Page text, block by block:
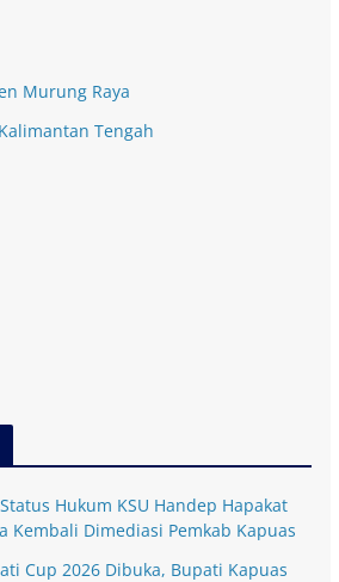
Murung Raya
Tengah
Hukum KSU Handep Hapakat
Kembali Dimediasi Pemkab Kapuas
Cup 2026 Dibuka, Bupati Kapuas